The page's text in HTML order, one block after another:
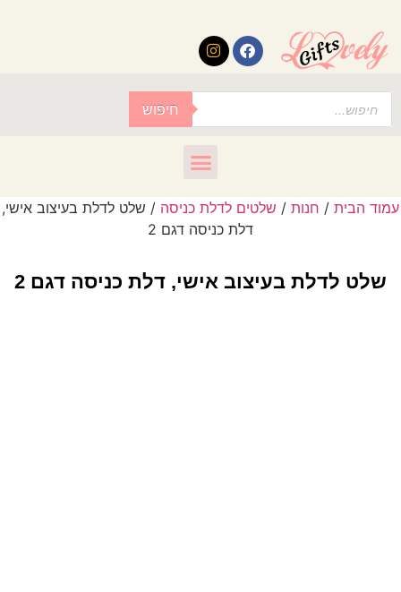
חיפוש
עמוד הבית / חנות / שלטים לדלת כניסה / שלט לדלת בעיצוב אישי,
דלת כניסה דגם 2
שלט לדלת בעיצוב אישי, דלת כניסה דגם 2